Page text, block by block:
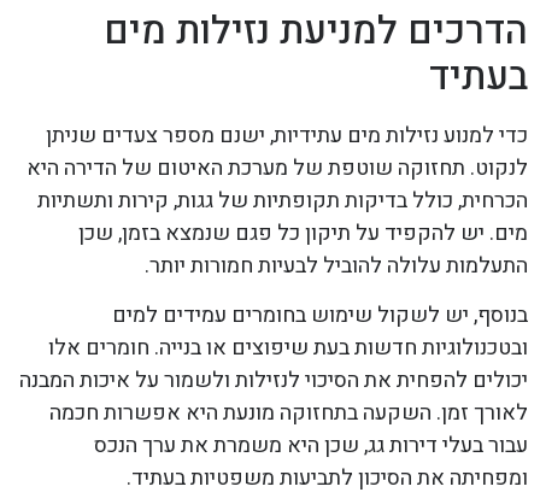
הדרכים למניעת נזילות מים
בעתיד
כדי למנוע נזילות מים עתידיות, ישנם מספר צעדים שניתן
לנקוט. תחזוקה שוטפת של מערכת האיטום של הדירה היא
הכרחית, כולל בדיקות תקופתיות של גגות, קירות ותשתיות
מים. יש להקפיד על תיקון כל פגם שנמצא בזמן, שכן
התעלמות עלולה להוביל לבעיות חמורות יותר.
בנוסף, יש לשקול שימוש בחומרים עמידים למים
ובטכנולוגיות חדשות בעת שיפוצים או בנייה. חומרים אלו
יכולים להפחית את הסיכוי לנזילות ולשמור על איכות המבנה
לאורך זמן. השקעה בתחזוקה מונעת היא אפשרות חכמה
עבור בעלי דירות גג, שכן היא משמרת את ערך הנכס
ומפחיתה את הסיכון לתביעות משפטיות בעתיד.